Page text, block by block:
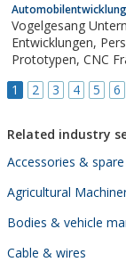
Vogelgesang
Entwicklungen, Personaldienstleistungen, Automobilindustrie,
Prototypen, CNC Fräsen, Wiernsheim, Pforzheim, Sindelfingen,
1 2 3 4 5 6
Related industry
Accessories &
Agricultural
Bodies & vehicle
Cable & wires